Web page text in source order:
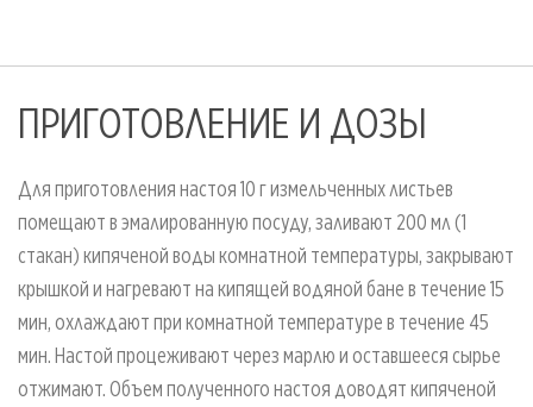
ПРИГОТОВЛЕНИЕ И ДОЗЫ
Для приготовления настоя 10 г измельченных листьев
помещают в эмалированную посуду, заливают 200 мл (1
стакан) кипяченой воды комнатной температуры, закрывают
крышкой и нагревают на кипящей водяной бане в течение 15
мин, охлаждают при комнатной температуре в течение 45
мин. Настой процеживают через марлю и оставшееся сырье
отжимают. Объем полученного настоя доводят кипяченой